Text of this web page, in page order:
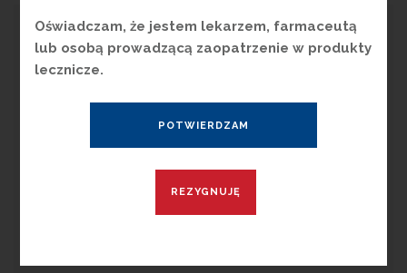
P
rawie każdy człowiek przynajmniej raz
bardzo rozpowszechnione i dotykają znaczną
część populacji (w Europie od 8,8% do 25,9%)
rozpoznanie ich nie jest łatwe, ponieważ
charakteryzują się wieloma objawami
(wzdęcia, kłopoty z trawieniem, uczucie
Oświadczam, że jestem lekarzem, farmaceutą
lub osobą prowadzącą zaopatrzenie w produkty
lecznicze.